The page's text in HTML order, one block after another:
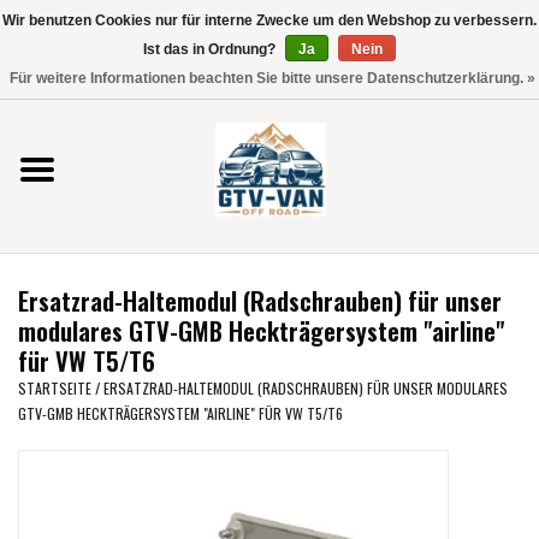
Verwende
die
nach
oben
und
unten,
verfügbare
Ergebnis
Drücke
die
Vito / V-Klasse 447
Viano /Vito 639
VW T7 2025
VW T6
Ersatzrad-Haltemodul (Radschrauben) für unser
modulares GTV-GMB Heckträgersystem "airline"
für VW T5/T6
STARTSEITE/ERSATZRAD-HALTEMODUL (RADSCHRAUBEN) FÜR UNSER MODULARES
GTV-GMB HECKTRÄGERSYSTEM "AIRLINE" FÜR VW T5/T6
Wir benutzen Cookies nur für interne Zwecke um den Webshop zu verbessern.
Ist das in Ordnung?
Ja
Nein
Für weitere Informationen beachten Sie bitte unsere Datenschutzerklärung. »